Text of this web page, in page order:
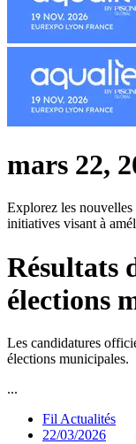
mars 22,
Explorez les
initiatives visant à
Résultats
élections
Les candidatures
élections municipales.
...
Fil Actualités
22/03/2026